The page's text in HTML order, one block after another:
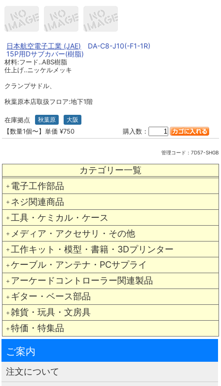
カテゴリー一覧
＋ 電子工作部品
＋ ネジ関連商品
＋ 工具・ケミカル・ケース
＋ メディア・アクセサリ・その他
＋ 工作キット・模型・書籍・3Dプリンター
＋ ケーブル・アンテナ・PCサプライ
＋ アーケードコントローラー関連製品
＋ ギター・ベース部品
＋ 雑貨・玩具・文房具
＋ 特価・特集品
日本航空電子工業 (JAE) DA-C8-J10(-F1-1R)
15P用Dサブカバー(樹脂)
材料:フード‥ABS樹脂
仕上げ‥ニッケルメッキ
クランプサドル、
秋葉原本店取扱フロア:地下1階
在庫拠点 秋葉原 大阪
【数量1個〜】単価 ¥750 購入数：
管理コード： 7D57-SHGB
ご案内
注文について